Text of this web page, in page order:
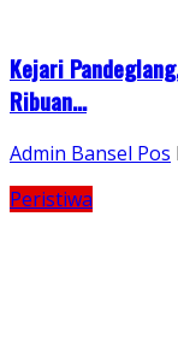
Kejari
Ribuan...
Admin Bansel Pos
Peristiwa